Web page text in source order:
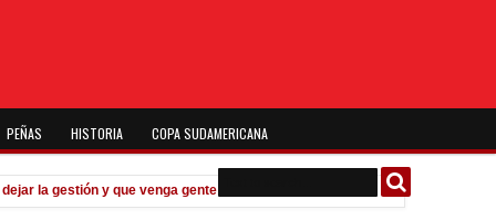
PEÑAS HISTORIA COPA SUDAMERICANA
gestión y que venga gente nueva" Todo confirmado en la Copa